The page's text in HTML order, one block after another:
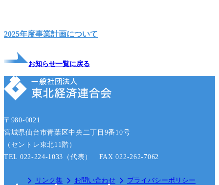
2025年度事業計画について
お知らせ一覧に戻る
〒980-0021
宮城県仙台市青葉区中央二丁目9番10号
（セントレ東北11階）
TEL 022-224-1033（代表） FAX 022-262-7062
リンク集 お問い合わせ
プライバシーポリシー